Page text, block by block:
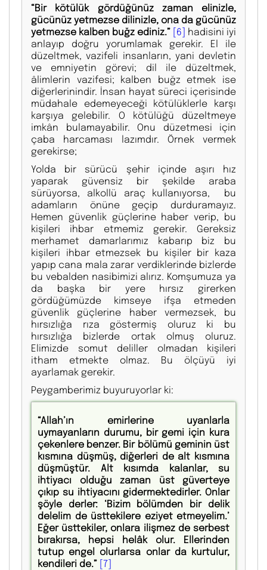
“Bir kötülük gördüğünüz zaman elinizle,
gücünüz yetmezse dilinizle, ona da gücünüz
yetmezse kalben buğz ediniz.” [6] hadisini iyi
anlayıp doğru yorumlamak gerekir. El ile
düzeltmek, vazifeli insanların, yani devletin
ve emniyetin görevi; dil ile düzeltmek,
âlimlerin vazifesi; kalben buğz etmek ise
diğerlerinindir. İnsan hayat süreci içerisinde
müdahale edemeyeceği kötülüklerle karşı
karşıya gelebilir. O kötülüğü düzeltmeye
imkân bulamayabilir. Onu düzetmesi için
çaba harcaması lazımdır. Örnek vermek
gerekirse;
Yolda bir sürücü şehir içinde aşırı hız
yaparak güvensiz bir şekilde araba
sürüyorsa, alkollü araç kullanıyorsa, bu
adamların önüne geçip durduramayız.
Hemen güvenlik güçlerine haber verip, bu
kişileri ihbar etmemiz gerekir. Gereksiz
merhamet damarlarımız kabarıp biz bu
kişileri ihbar etmezsek bu kişiler bir kaza
yapıp cana mala zarar verdiklerinde bizlerde
bu vebalden nasibimizi alırız. Komşumuza ya
da başka bir yere hırsız girerken
gördüğümüzde kimseye ifşa etmeden
güvenlik güçlerine haber vermezsek, bu
hırsızlığa rıza göstermiş oluruz ki bu
hırsızlığa bizlerde ortak olmuş oluruz.
Elimizde somut deliller olmadan kişileri
itham etmekte olmaz. Bu ölçüyü iyi
ayarlamak gerekir.
Peygamberimiz buyuruyorlar ki:
“Allah’ın emirlerine uyanlarla
uymayanların durumu, bir gemi için kura
çekenlere benzer. Bir bölümü geminin üst
kısmına düşmüş, diğerleri de alt kısmına
düşmüştür. Alt kısımda kalanlar, su
ihtiyacı olduğu zaman üst güverteye
çıkıp su ihtiyacını gidermektedirler. Onlar
şöyle derler: ‘Bizim bölümden bir delik
delelim de üsttekilere eziyet etmeyelim.’
Eğer üsttekiler, onlara ilişmez de serbest
bırakırsa, hepsi helâk olur. Ellerinden
tutup engel olurlarsa onlar da kurtulur,
kendileri de.” [7]